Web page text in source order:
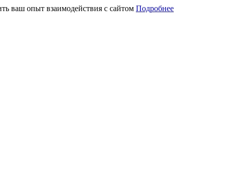
ваш опыт взаимодействия с сайтом Подробнее